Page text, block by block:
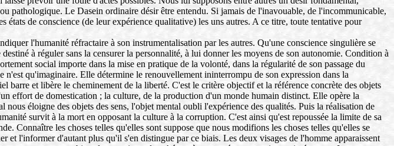
pathologique. Le Dasein ordinaire désir être entendu. Si jamais de l'inavouable, de l'incommunicable,
de conscience (de leur expérience qualitative) les uns autres. A ce titre, toute tentative pour
l'humanité réfractaire à son instrumentalisation par les autres. Qu'une conscience singulière se
à réguler sans la censurer la personnalité, à lui donner les moyens de son autonomie. Condition à
social importe dans la mise en pratique de la volonté, dans la régularité de son passage du
qu'imaginaire. Elle détermine le renouvellement ininterrompu de son expression dans la
et libère le cheminement de la liberté. C'est le critère objectif et la référence concrète des objets
effort de domestication ; la culture, de la production d'un monde humain distinct. Elle opère la
éloigne des objets des sens, l'objet mental oubli l'expérience des qualités. Puis la réalisation de
survit à la mort en opposant la culture à la corruption. C'est ainsi qu'est repoussée la limite de sa
Connaître les choses telles qu'elles sont suppose que nous modifions les choses telles qu'elles se
l'informer d'autant plus qu'il s'en distingue par ce biais. Les deux visages de l'homme apparaissent